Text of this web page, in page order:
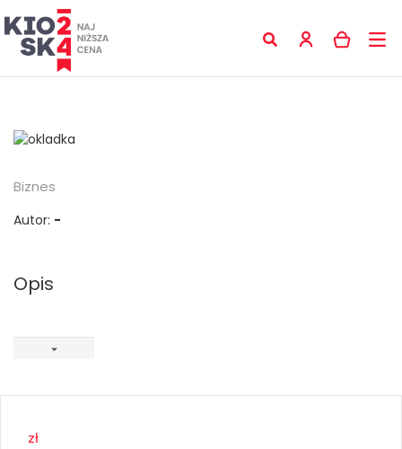
Biznes
Autor: -
Opis
zł